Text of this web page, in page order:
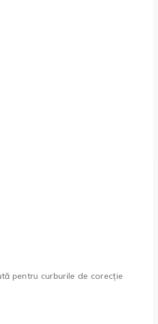
pentru curburile de corecție